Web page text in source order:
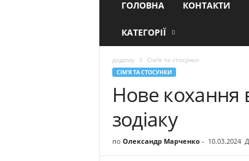
ГОЛОВНА КОНТАКТИ
КАТЕГОРІЇ
додому Сім'я та стосунки
СІМ'Я ТА СТОСУНКИ
Нове кохання
зодіаку
по Олександр Марченко- 10.03.2024